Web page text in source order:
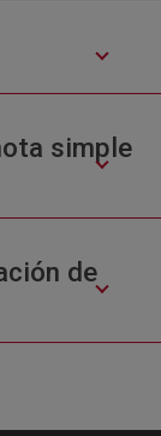
simple
de